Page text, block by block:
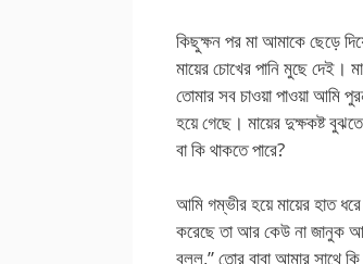
কিছুক্ষন পর মা আমাকে ছেড়ে
মায়ের চোখের পানি মুছে
তোমার সব চাওয়া পাওয়া আমি
হয়ে গেছে। মায়ের দুক্ষকষ্ট
বা কি থাকতে পারে?
আমি গম্ভীর হয়ে মায়ের হাত
করেছে তা আর কেউ না জানুক
বলল,” তোর বাবা আমার সাথে